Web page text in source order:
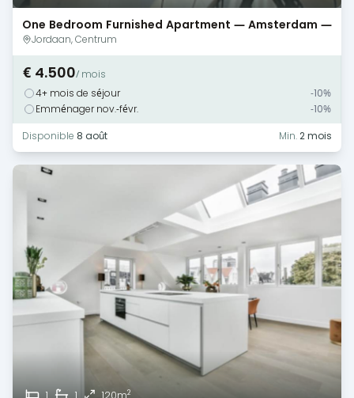
One Bedroom Furnished Apartment — Amsterdam —
Canal View
Jordaan, Centrum
€ 4.500/ mois
4+ mois de séjour
-10%
Emménager nov.-févr.
-10%
Disponible 8 août Min.2 mois
1 1 120m2